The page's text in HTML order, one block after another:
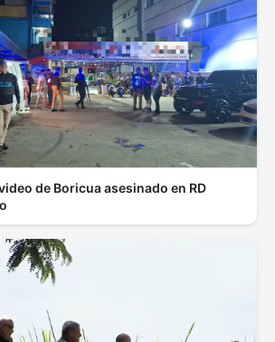
de Boricua asesinado en RD